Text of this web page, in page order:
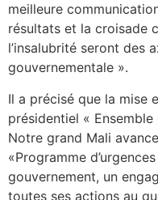
meilleure
résultats et la croisade
l’insalubrité seront des
gouvernementale ».
Il a précisé que la mise
présidentiel «
Notre grand Mali
«Programme
gouvernement, un
toutes ses actions au